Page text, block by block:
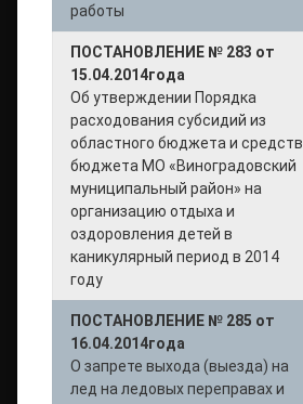
работы
ПОСТАНОВЛЕНИЕ № 283 от
15.04.2014года
Об утверждении Порядка
расходования субсидий из
областного бюджета и средств
бюджета МО «Виноградовский
муниципальный район» на
организацию отдыха и
оздоровления детей в
каникулярный период в 2014
году
ПОСТАНОВЛЕНИЕ № 285 от
16.04.2014года
О запрете выхода (выезда) на
лед на ледовых переправах и